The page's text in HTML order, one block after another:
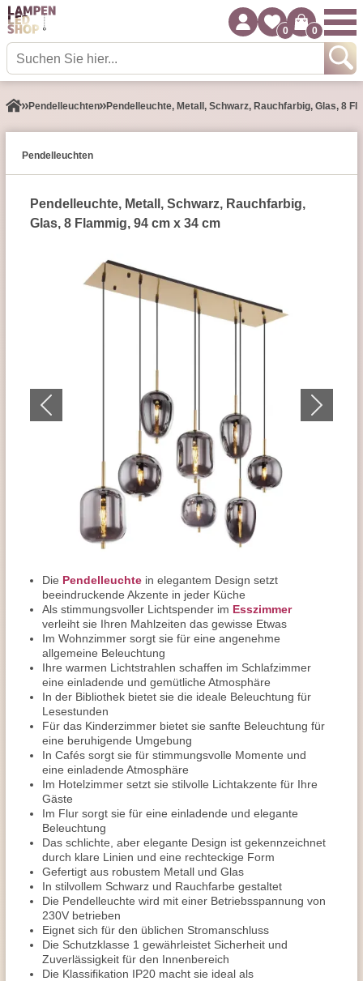
0 0
Pendel­leuchten Pendelleuchte, Metall, Schwarz, Rauchfarbig, Glas, 8
Pendel­leuchten
Pendelleuchte, Metall, Schwarz, Rauchfarbig,
Glas, 8 Flammig, 94 cm x 34 cm
Die Pendelleuchte in elegantem Design setzt
beeindruckende Akzente in jeder Küche
Als stimmungsvoller Lichtspender im Esszimmer
verleiht sie Ihren Mahlzeiten das gewisse Etwas
Im Wohnzimmer sorgt sie für eine angenehme
allgemeine Beleuchtung
Ihre warmen Lichtstrahlen schaffen im Schlafzimmer
eine einladende und gemütliche Atmosphäre
In der Bibliothek bietet sie die ideale Beleuchtung für
Lesestunden
Für das Kinderzimmer bietet sie sanfte Beleuchtung für
eine beruhigende Umgebung
In Cafés sorgt sie für stimmungsvolle Momente und
eine einladende Atmosphäre
Im Hotelzimmer setzt sie stilvolle Lichtakzente für Ihre
Gäste
Im Flur sorgt sie für eine einladende und elegante
Beleuchtung
Das schlichte, aber elegante Design ist gekennzeichnet
durch klare Linien und eine rechteckige Form
Gefertigt aus robustem Metall und Glas
In stilvollem Schwarz und Rauchfarbe gestaltet
Die Pendelleuchte wird mit einer Betriebsspannung von
230V betrieben
Eignet sich für den üblichen Stromanschluss
Die Schutzklasse 1 gewährleistet Sicherheit und
Zuverlässigkeit für den Innenbereich
Die Klassifikation IP20 macht sie ideal als